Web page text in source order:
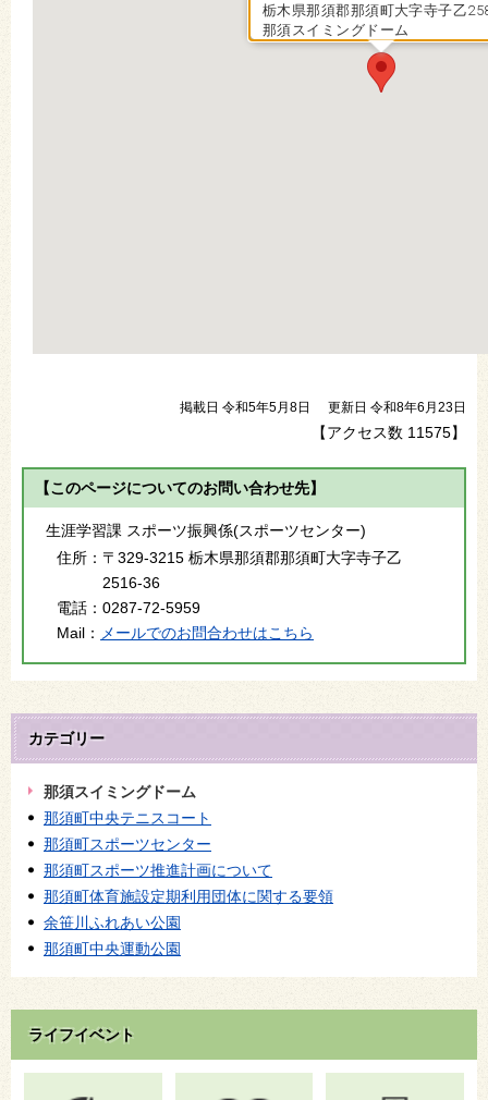
栃木県那須郡那須町大字寺子乙
那須スイミングドーム
掲載日 令和5年5月8日 更新日 令和8年6月23日
【アクセス数 11575】
【このページについてのお問い合わせ先】
生涯学習課 スポーツ振興係(スポーツセンター)
住所： 〒329-3215 栃木県那須郡那須町大字寺子乙
2516-36
電話： 0287-72-5959
Mail： メールでのお問合わせはこちら
カテゴリー
那須スイミングドーム
那須町中央テニスコート
那須町スポーツセンター
那須町スポーツ推進計画について
那須町体育施設定期利用団体に関する要領
余笹川ふれあい公園
那須町中央運動公園
ライフイベント